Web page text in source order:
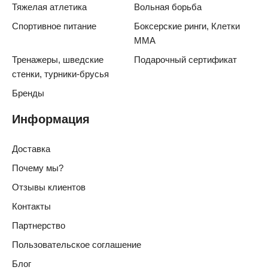
Тяжелая атлетика
Вольная борьба
Спортивное питание
Боксерские ринги, Клетки
ММА
Тренажеры, шведские
стенки, турники-брусья
Подарочный сертификат
Бренды
Информация
Доставка
Почему мы?
Отзывы клиентов
Контакты
Партнерство
Пользовательское соглашение
Блог